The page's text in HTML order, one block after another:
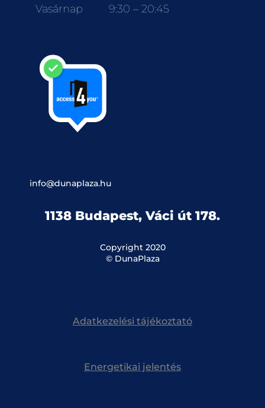
Vasárnap
9:30 – 20:45
info@dunaplaza.hu
1138 Budapest, Váci út 178.
Copyright 2020
© DunaPlaza
Adatkezelési tájékoztató
Energetikai jelentés